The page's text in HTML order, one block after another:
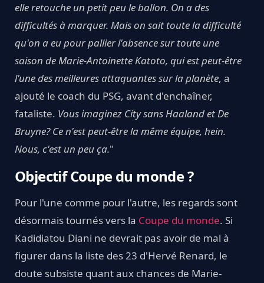
elle retouche un petit peu le ballon. On a des
difficultés à marquer. Mais on sait toute la difficulté
qu'on a eu pour pallier l'absence sur toute une
saison de Marie-Antoinette Katoto, qui est peut-être
l'une des meilleures attaquantes sur la planète, a
ajouté le coach du PSG, avant d'enchaîner,
fataliste. Vous imaginez City sans Haaland et De
Bruyne? Ce n'est peut-être la même équipe, hein.
Nous, c'est un peu ça."
Objectif Coupe du monde ?
Pour l'une comme pour l'autre, les regards sont
désormais tournés vers la Coupe du monde. Si
Kadidiatou Diani ne devrait pas avoir de mal à
figurer dans la liste des 23 d'Hervé Renard, le
doute subsiste quant aux chances de Marie-